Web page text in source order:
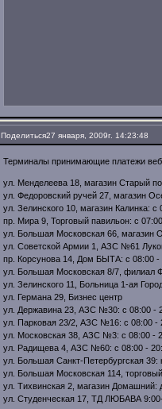
Поделиться27 января, 2009г. 14:23:48
Терминалы принимающие платежи
ул. Менделеева 18, магазин Старый
ул. Федоровский ручей 27, магазин
ул. Зелинского 10, магазин Калинка: с
пр. Мира 9, Торговый павильон: с
ул. Большая Московская 66, магазин
ул. Советской Армии 1, АЗС №61
пр. Корсунова 14, Дом БЫТА: с 08:00 -
ул. Большая Московская 8/7, филиал
ул. Зелинского 11, Больница 1-ая
ул. Германа 29, Бизнес центр
ул. Державина 23, АЗС №30: с 08:00 -
ул. Парковая 23/2, АЗС №16: с 08:00 -
ул. Московская 38, АЗС №3: с 08:00 -
ул. Радищева 4, АЗС №60: с 08:00 -
ул. Большая Санкт-Петербургская
ул. Большая Московская 114,
ул. Тихвинская 2, магазин Домашний:
ул. Студенческая 17, ТД ЛЮБАВА